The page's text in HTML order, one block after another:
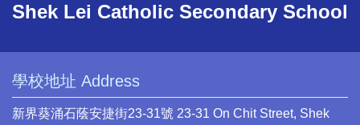
Shek Lei Catholic Secondary School
學校地址 Address
新界葵涌石蔭安捷街23-31號 23-31 On Chit Street, Shek